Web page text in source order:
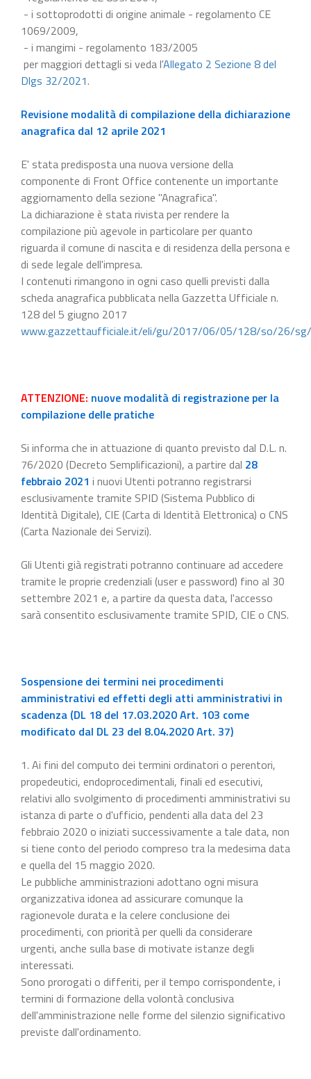
- i sottoprodotti di origine animale - regolamento CE
1069/2009,
- i mangimi - regolamento 183/2005
per maggiori dettagli si veda l'Allegato 2 Sezione 8 del
Dlgs 32/2021.
Revisione modalità di compilazione della dichiarazione
anagrafica dal 12 aprile 2021
E' stata predisposta una nuova versione della
componente di Front Office contenente un importante
aggiornamento della sezione "Anagrafica".
La dichiarazione è stata rivista per rendere la
compilazione più agevole in particolare per quanto
riguarda il comune di nascita e di residenza della persona e
di sede legale dell'impresa.
I contenuti rimangono in ogni caso quelli previsti dalla
scheda anagrafica pubblicata nella Gazzetta Ufficiale n.
128 del 5 giugno 2017
www.gazzettaufficiale.it/eli/gu/2017/06/05/128/so/26/
ATTENZIONE: nuove modalità di registrazione per la
compilazione delle pratiche
Si informa che in attuazione di quanto previsto dal D.L. n.
76/2020 (Decreto Semplificazioni), a partire dal 28
febbraio 2021 i nuovi Utenti potranno registrarsi
esclusivamente tramite SPID (Sistema Pubblico di
Identità Digitale), CIE (Carta di Identità Elettronica) o CNS
(Carta Nazionale dei Servizi).
Gli Utenti già registrati potranno continuare ad accedere
tramite le proprie credenziali (user e password) fino al 30
settembre 2021 e, a partire da questa data, l'accesso
sarà consentito esclusivamente tramite SPID, CIE o CNS.
Sospensione dei termini nei procedimenti
amministrativi ed effetti degli atti amministrativi in
scadenza (DL 18 del 17.03.2020 Art. 103 come
modificato dal DL 23 del 8.04.2020 Art. 37)
1. Ai fini del computo dei termini ordinatori o perentori,
propedeutici, endoprocedimentali, finali ed esecutivi,
relativi allo svolgimento di procedimenti amministrativi su
istanza di parte o d'ufficio, pendenti alla data del 23
febbraio 2020 o iniziati successivamente a tale data, non
si tiene conto del periodo compreso tra la medesima data
e quella del 15 maggio 2020.
Le pubbliche amministrazioni adottano ogni misura
organizzativa idonea ad assicurare comunque la
ragionevole durata e la celere conclusione dei
procedimenti, con priorità per quelli da considerare
urgenti, anche sulla base di motivate istanze degli
interessati.
Sono prorogati o differiti, per il tempo corrispondente, i
termini di formazione della volontà conclusiva
dell'amministrazione nelle forme del silenzio significativo
previste dall'ordinamento.